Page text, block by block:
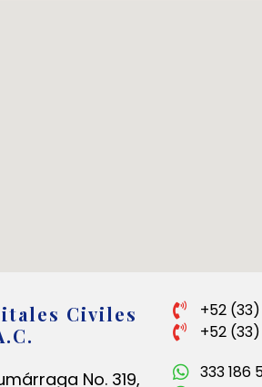
Civiles
No. 319,
+52 (33)
+52
333 186